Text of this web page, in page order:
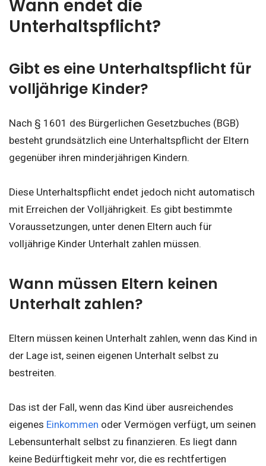
Wann endet die
Unterhaltspflicht?
Gibt es eine Unterhaltspflicht für
volljährige Kinder?
Nach § 1601 des Bürgerlichen Gesetzbuches (BGB)
besteht grundsätzlich eine Unterhaltspflicht der Eltern
gegenüber ihren minderjährigen Kindern.
Diese Unterhaltspflicht endet jedoch nicht automatisch
mit Erreichen der Volljährigkeit. Es gibt bestimmte
Voraussetzungen, unter denen Eltern auch für
volljährige Kinder Unterhalt zahlen müssen.
Wann müssen Eltern keinen
Unterhalt zahlen?
Eltern müssen keinen Unterhalt zahlen, wenn das Kind in
der Lage ist, seinen eigenen Unterhalt selbst zu
bestreiten.
Das ist der Fall, wenn das Kind über ausreichendes
eigenes Einkommen oder Vermögen verfügt, um seinen
Lebensunterhalt selbst zu finanzieren. Es liegt dann
keine Bedürftigkeit mehr vor, die es rechtfertigen